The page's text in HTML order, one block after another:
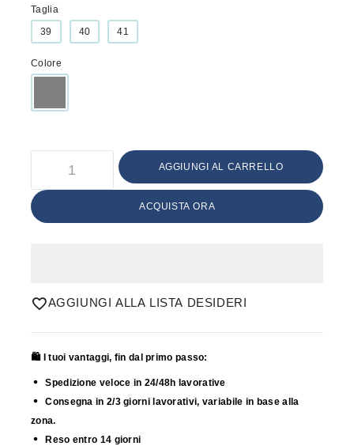
Taglia
39
40 41
Colore
AGGIUNGI AL CARRELLO
ACQUISTA ORA
AGGIUNGI ALLA LISTA DESIDERI
🛍️ I tuoi vantaggi, fin dal primo passo:
Spedizione veloce in 24/48h lavorative
Consegna in 2/3 giorni lavorativi, variabile in base alla
zona.
Reso entro 14 giorni